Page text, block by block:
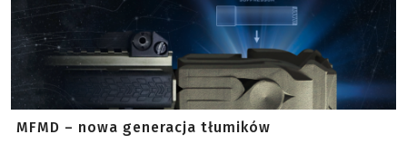
MFMD – nowa generacja tłumików